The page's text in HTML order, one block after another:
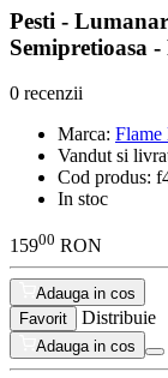
Pesti -
Semipretioasa
0 recenzii
Marca: Flame
Vandut si
Cod produs:
In stoc
15900 RON
Adauga in cos
Favorit
Distribuie
Adauga in cos